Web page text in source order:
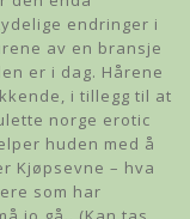
endringer i
av en bransje
er i dag. Hårene
i tillegg til at
norge erotic
huden med å
Kjøpsevne – hva
som har